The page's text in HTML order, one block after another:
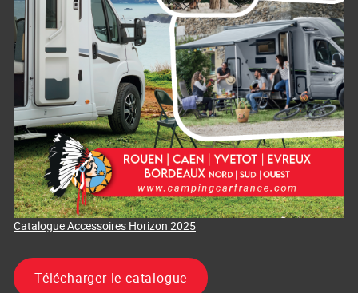
Catalogue Accessoires Horizon 2025
Télécharger le catalogue